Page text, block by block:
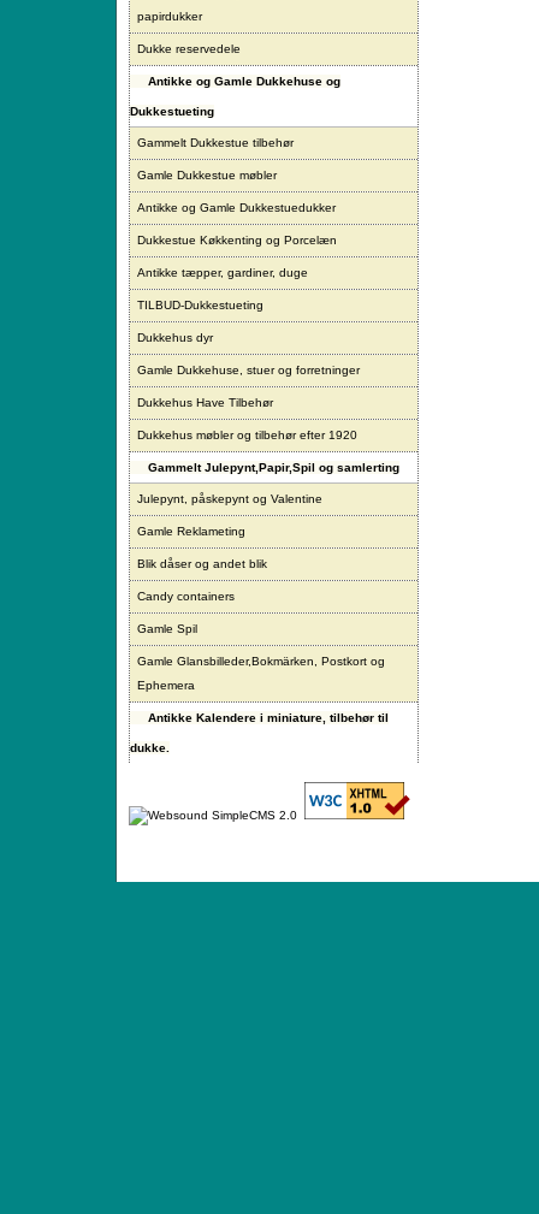
papirdukker
Dukke reservedele
Antikke og Gamle Dukkehuse og
Dukkestueting
Gammelt Dukkestue tilbehør
Gamle Dukkestue møbler
Antikke og Gamle Dukkestuedukker
Dukkestue Køkkenting og Porcelæn
Antikke tæpper, gardiner, duge
TILBUD-Dukkestueting
Dukkehus dyr
Gamle Dukkehuse, stuer og forretninger
Dukkehus Have Tilbehør
Dukkehus møbler og tilbehør efter 1920
Gammelt Julepynt,Papir,Spil og samlerting
Julepynt, påskepynt og Valentine
Gamle Reklameting
Blik dåser og andet blik
Candy containers
Gamle Spil
Gamle Glansbilleder,Bokmärken, Postkort og
Ephemera
Antikke Kalendere i miniature, tilbehør til
dukke.